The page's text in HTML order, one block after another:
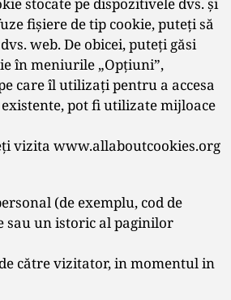
fișiere de tip cookie, puteți să
web. De obicei, puteți găsi
în meniurile „Opțiuni”,
care îl utilizați pentru a accesa
pot fi utilizate mijloace
vizita www.allaboutcookies.org
(de exemplu, cod de
un istoric al paginilor
către vizitator, in momentul in